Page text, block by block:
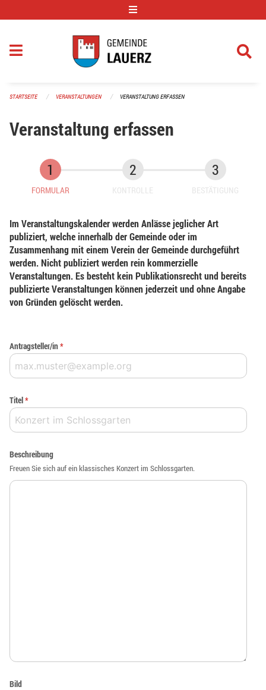
STARTSEITE VERANSTALTUNGEN VERANSTALTUNG ERFASSEN
Veranstaltung erfassen
FORMULAR KONTROLLE BESTÄTIGUNG
Im Veranstaltungskalender werden Anlässe jeglicher Art
publiziert, welche innerhalb der Gemeinde oder im
Zusammenhang mit einem Verein der Gemeinde durchgeführt
werden. Nicht publiziert werden rein kommerzielle
Veranstaltungen. Es besteht kein Publikationsrecht und bereits
publizierte Veranstaltungen können jederzeit und ohne Angabe
von Gründen gelöscht werden.
Antragsteller/in*
Titel*
Beschreibung
Freuen Sie sich auf ein klassisches Konzert im Schlossgarten.
Bild